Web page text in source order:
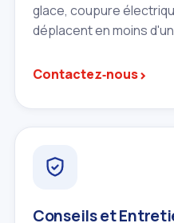
glace, coupure
déplacent en moins
Contactez‑nous›
Conseils et